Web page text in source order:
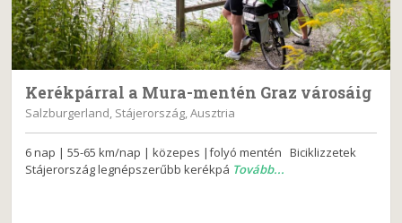
Kerékpárral a Mura-mentén Graz városáig
Salzburgerland, Stájerország, Ausztria
6 nap | 55-65 km/nap | közepes |folyó mentén Biciklizzetek
Stájerország legnépszerűbb kerékpá Tovább...